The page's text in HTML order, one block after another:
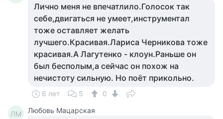
Лично меня не впечатлило.Голосок так
себе,двигаться не умеет,инструментал
тоже оставляет желать
лучшего.Красивая.Лариса Черникова тоже
красивая.А Лагутенко - клоун.Раньше он
был бесполым,а сейчас он похож на
нечистоту сильную. Но поёт прикольно.
6 лет 5 0
ЛМ Любовь Мацарская